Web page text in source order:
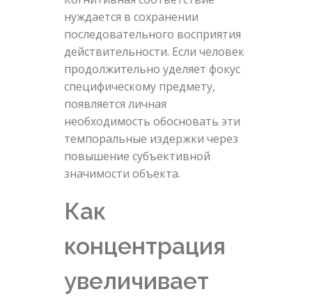
нуждается в сохранении
последовательного восприятия
действительности. Если человек
продолжительно уделяет фокус
специфическому предмету,
появляется личная
необходимость обосновать эти
темпоральные издержки через
повышение субъективной
значимости объекта.
Как
концентрация
увеличивает